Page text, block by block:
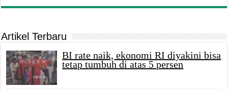
Artikel Terbaru
BI rate naik, ekonomi RI diyakini bisa
tetap tumbuh di atas 5 persen